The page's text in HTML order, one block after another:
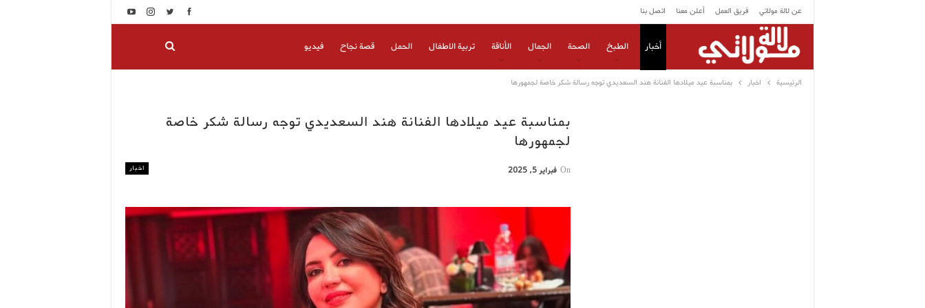
عن لالة مولاتي فريق العمل أعلن معنا اتصل بنا
أخبار الطبخ الصحة الجمال الأناقة تربية الاطفال الحمل قصة نجاح فيديو
الرئيسية اخبار بمناسبة عيد ميلادها الفنانة هند السعديدي توجه رسالة شكر خاصة لجمهورها
بمناسبة عيد ميلادها الفنانة هند السعديدي توجه رسالة شكر خاصة
لجمهورها
اخبار On فبراير 5, 2025